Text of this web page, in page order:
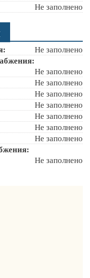
Не заполнено
Не заполнено
Не заполнено
Не заполнено
Не заполнено
Не заполнено
Не заполнено
Не заполнено
Не заполнено
Не заполнено